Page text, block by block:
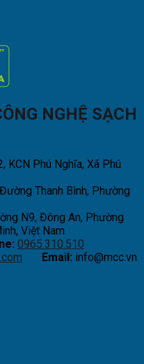
NGHỆ SẠCH
KCN Phú Nghĩa, Xã Phú
Thanh Bình, Phường
N9, Đông An, Phường
Việt Nam
0965.310.510
Email: info@mcc.vn